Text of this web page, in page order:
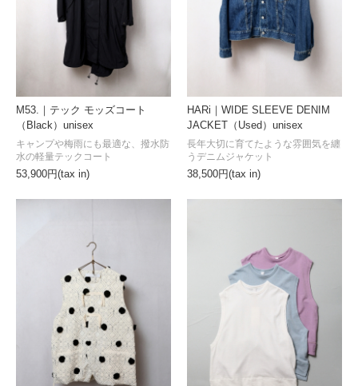
M53.｜テック モッズコート
（Black）unisex
53,900円(tax in)
キャンプや梅雨にも最適な、撥水防
水の軽量テックコート
HARi｜WIDE SLEEVE DENIM
JACKET（Used）unisex
38,500円(tax in)
長年大切に育てたような雰囲気を纏
うデニムジャケット